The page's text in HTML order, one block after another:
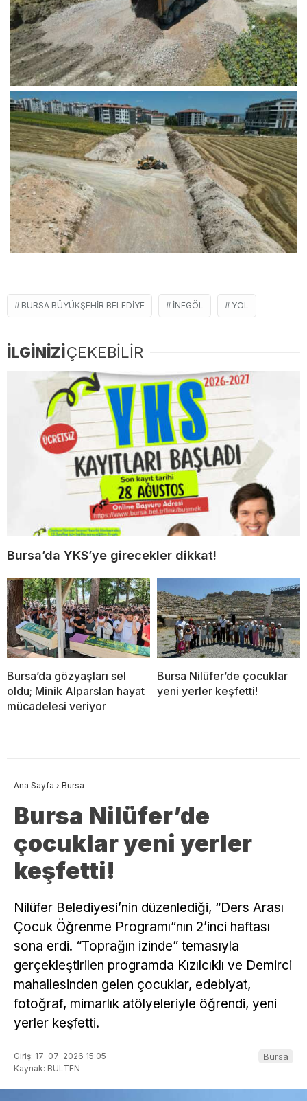
BURSA BÜYÜKŞEHIR BELEDIYE İNEGÖL YOL
İLGİNİZİÇEKEBİLİR
Bursa’da YKS’ye girecekler dikkat!
Bursa’da gözyaşları sel
oldu; Minik Alparslan hayat
mücadelesi veriyor
Bursa Nilüfer’de çocuklar
yeni yerler keşfetti!
Ana Sayfa › Bursa
Bursa Nilüfer’de
çocuklar yeni yerler
keşfetti!
Nilüfer Belediyesi’nin düzenlediği, “Ders Arası
Çocuk Öğrenme Programı”nın 2’inci haftası
sona erdi. “Toprağın izinde” temasıyla
gerçekleştirilen programda Kızılcıklı ve Demirci
mahallesinden gelen çocuklar, edebiyat,
fotoğraf, mimarlık atölyeleriyle öğrendi, yeni
yerler keşfetti.
Giriş: 17-07-2026 15:05
Kaynak: BULTEN
Bursa